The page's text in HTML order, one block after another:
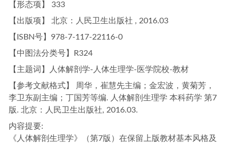
【形态项】 333
【出版项】 北京：人民卫生出版社 , 2016.03
【ISBN号】978-7-117-22116-0
【中图法分类号】R324
【主题词】人体解剖学-人体生理学-医学院校-教材
【参考文献格式】 周华，崔慧先主编；金宏波，黄菊芳，
李卫东副主编；丁国芳等编. 人体解剖生理学 本科药学 第7
版. 北京：人民卫生出版社, 2016.03.
内容提要:
《人体解剖生理学》（第7版）在保留上版教材基本风格及